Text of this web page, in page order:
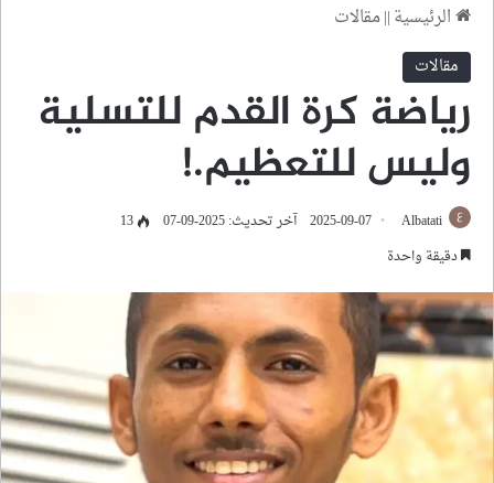
الرئيسية||مقالات
مقالات
رياضة كرة القدم للتسلية
وليس للتعظيم.!
Albatati
2025-09-07 آخر تحديث: 2025-09-07
13
دقيقة واحدة